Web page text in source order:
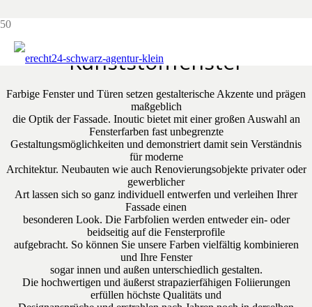
Kunststofffenster
Farbige Fenster und Türen setzen gestalterische Akzente und prägen
maßgeblich
die Optik der Fassade. Inoutic bietet mit einer großen Auswahl an
Fensterfarben fast unbegrenzte
Gestaltungsmöglichkeiten und demonstriert damit sein Verständnis
für moderne
Architektur. Neubauten wie auch Renovierungsobjekte privater oder
gewerblicher
Art lassen sich so ganz individuell entwerfen und verleihen Ihrer
Fassade einen
besonderen Look. Die Farbfolien werden entweder ein- oder
beidseitig auf die Fensterprofile
aufgebracht. So können Sie unsere Farben vielfältig kombinieren
und Ihre Fenster
sogar innen und außen unterschiedlich gestalten.
Die hochwertigen und äußerst strapazierfähigen Foliierungen
erfüllen höchste Qualitäts und